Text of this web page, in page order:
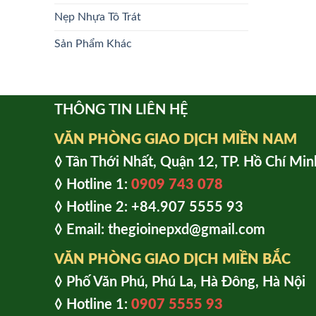
Nẹp Nhựa Tô Trát
Sản Phẩm Khác
THÔNG TIN LIÊN HỆ
VĂN PHÒNG GIAO DỊCH MIỀN NAM
◊ Tân Thới Nhất, Quận 12, TP. Hồ Chí
◊ Hotline 1: 0909 743 078
◊ Hotline 2: +84.907 5555 93
◊ Email: thegioinepxd@gmail.com
VĂN PHÒNG GIAO DỊCH MIỀN BẮC
◊ Phố Văn Phú, Phú La, Hà Đông, Hà Nội
◊ Hotline 1: 0907 5555 93